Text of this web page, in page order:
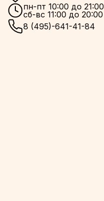
пн-пт 10:00 до 21:00
сб-вс 11:00 до 20:00
8 (495)-641-41-84